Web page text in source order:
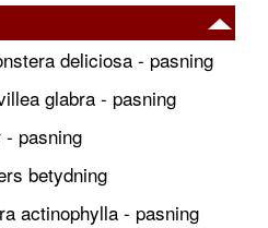
deliciosa - pasning
glabra - pasning
- pasning
betydning
actinophylla - pasning